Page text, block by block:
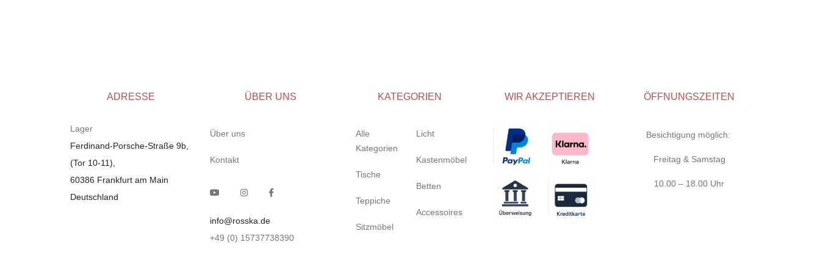
ADRESSE
Lager
Ferdinand-Porsche-Straße 9b,
(Tor 10-11),
60386 Frankfurt am Main
Deutschland
ÜBER UNS
Über uns
Kontakt
info@rosska.de
+49 (0) 15737738390
KATEGORIEN
Alle
Kategorien
Tische
Teppiche
Sitzmöbel
Licht
Kastenmöbel
Betten
Accessoires
WIR AKZEPTIEREN ÖFFNUNGSZEITEN
Besichtigung möglich:
Freitag & Samstag
10.00 – 18.00 Uhr